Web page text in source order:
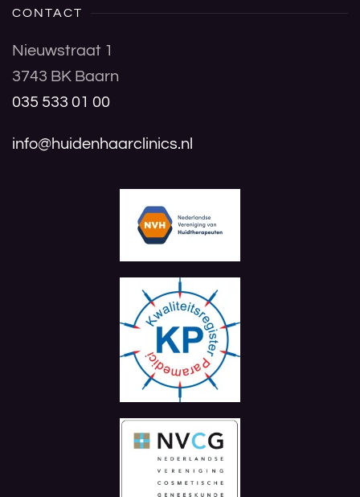
CONTACT
Nieuwstraat 1
3743 BK Baarn
035 533 01 00
info@huidenhaarclinics.nl